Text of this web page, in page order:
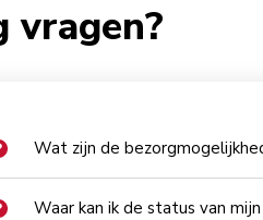
vragen?
Wat zijn de
Waar kan ik de status van